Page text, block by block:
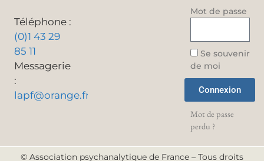
Téléphone :
(0)1 43 29
85 11
Messagerie
:
lapf@orange.fr
Mot de passe
Se souvenir
de moi
Connexion
Mot de passe
perdu ?
© Association psychanalytique de France – Tous droits